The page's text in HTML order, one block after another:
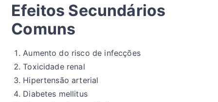
Efeitos Secundários
Comuns
Aumento do risco de infecções
Toxicidade renal
Hipertensão arterial
Diabetes mellitus